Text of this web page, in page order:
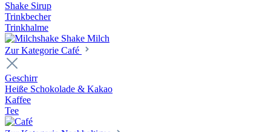
Shake Sirup
Trinkbecher
Trinkhalme
Zur Kategorie Café
Geschirr
Heiße Schokolade & Kakao
Kaffee
Tee